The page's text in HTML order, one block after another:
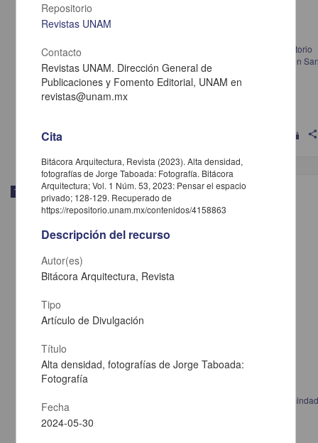
De Tikambaj "dentro del pueblo" al ndén "solar": características del territorio
donde habitan los ikoots y su relación con el fenómeno de la vivienda en
Mateo del Mar, Oaxaca
Castillo Ramírez, Alex Paul
share
Trabajo de grado
Propuesta de mejoramiento físico social de vivienda deteriorada en
y su equipamiento en la Colonia Valle Gómez, México D. F.
Nava Castrejón, Víctor
Repositorio
Revistas UNAM
Contacto
Revistas UNAM. Dirección General de
Publicaciones y Fomento Editorial, UNAM en
revistas@unam.mx
Cita
Bitácora Arquitectura, Revista (2023). Alta densidad,
fotografías de Jorge Taboada: Fotografía. Bitácora
Arquitectura; Vol. 1 Núm. 53, 2023: Pensar el espacio
privado; 128-129. Recuperado de
https://repositorio.unam.mx/contenidos/4158863
Descripción del recurso
Autor(es)
Bitácora Arquitectura, Revista
Tipo
Artículo de Divulgación
Título
Alta densidad, fotografías de Jorge Taboada:
Fotografía
Fecha
2024-05-30